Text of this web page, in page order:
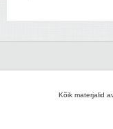
Kõik materjalid